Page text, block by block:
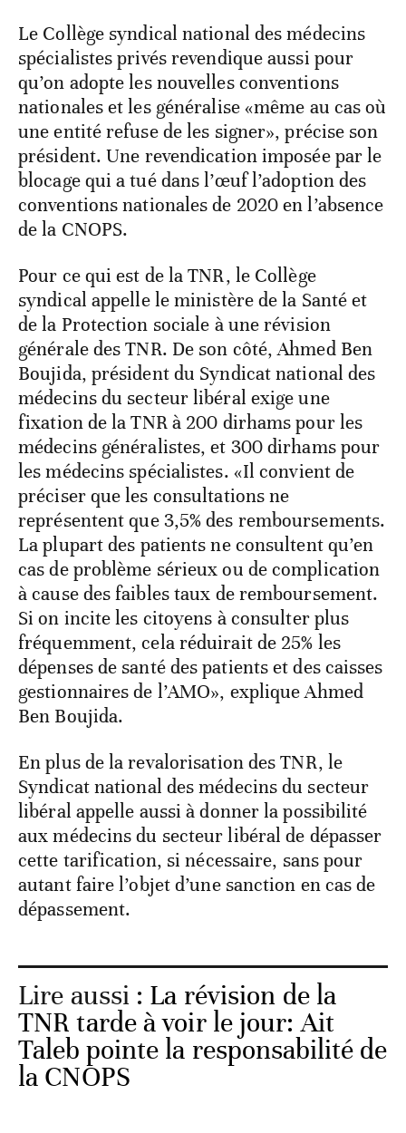
Le Collège syndical national des médecins
spécialistes privés revendique aussi pour
qu’on adopte les nouvelles conventions
nationales et les généralise «même au cas où
une entité refuse de les signer», précise son
président. Une revendication imposée par le
blocage qui a tué dans l’œuf l’adoption des
conventions nationales de 2020 en l’absence
de la CNOPS.
Pour ce qui est de la TNR, le Collège
syndical appelle le ministère de la Santé et
de la Protection sociale à une révision
générale des TNR. De son côté, Ahmed Ben
Boujida, président du Syndicat national des
médecins du secteur libéral exige une
fixation de la TNR à 200 dirhams pour les
médecins généralistes, et 300 dirhams pour
les médecins spécialistes. «Il convient de
préciser que les consultations ne
représentent que 3,5% des remboursements.
La plupart des patients ne consultent qu’en
cas de problème sérieux ou de complication
à cause des faibles taux de remboursement.
Si on incite les citoyens à consulter plus
fréquemment, cela réduirait de 25% les
dépenses de santé des patients et des caisses
gestionnaires de l’AMO», explique Ahmed
Ben Boujida.
En plus de la revalorisation des TNR, le
Syndicat national des médecins du secteur
libéral appelle aussi à donner la possibilité
aux médecins du secteur libéral de dépasser
cette tarification, si nécessaire, sans pour
autant faire l’objet d’une sanction en cas de
dépassement.
Lire aussi : La révision de la
TNR tarde à voir le jour: Ait
Taleb pointe la responsabilité de
la CNOPS